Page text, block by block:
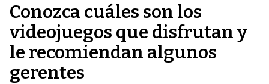
Conozca cuáles son los
videojuegos que disfrutan y
le recomiendan algunos
gerentes